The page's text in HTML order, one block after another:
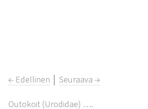
← Edellinen │Seuraava →
Outokoit (Urodidae) ….